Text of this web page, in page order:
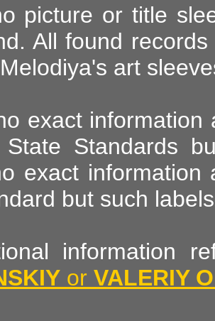
picture or title
All found
art
exact
State Standards
exact information
but such
information
or VALERIY